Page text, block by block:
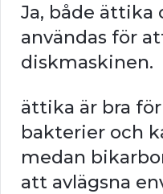
Ja, både ättika
användas för
diskmaskinen.
ättika är bra
bakterier och
medan
att avlägsna